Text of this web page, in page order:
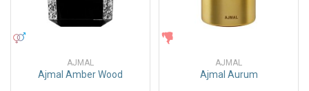
AJMAL
Ajmal Amber Wood
AJMAL
Ajmal Aurum